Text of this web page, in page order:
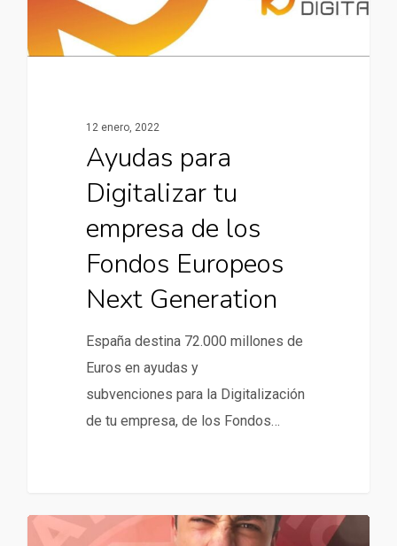
12 enero, 2022
Ayudas para
Digitalizar tu
empresa de los
Fondos Europeos
Next Generation
España destina 72.000 millones de
Euros en ayudas y
subvenciones para la Digitalización
de tu empresa, de los Fondos…